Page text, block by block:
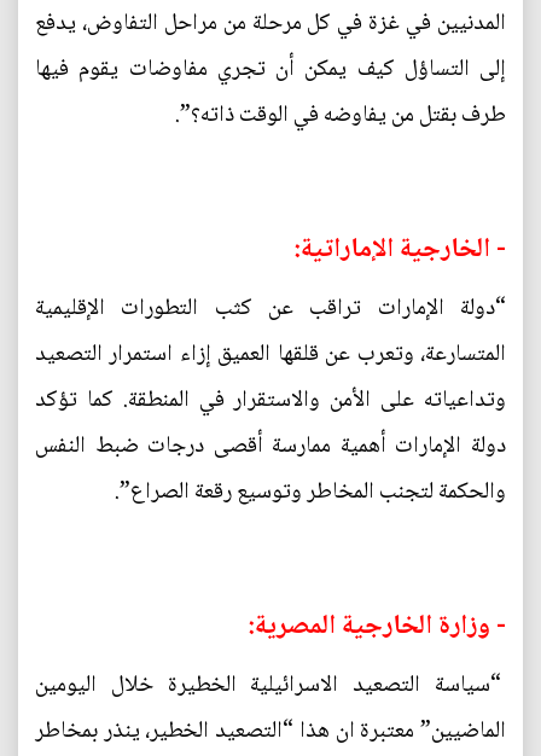
المدنيين في غزة في كل مرحلة من مراحل التفاوض، يدفع
إلى التساؤل كيف يمكن أن تجري مفاوضات يقوم فيها
طرف بقتل من يفاوضه في الوقت ذاته؟”.
- الخارجية الإماراتية:
“دولة الإمارات تراقب عن كثب التطورات الإقليمية
المتسارعة، وتعرب عن قلقها العميق إزاء استمرار التصعيد
وتداعياته على الأمن والاستقرار في المنطقة. كما تؤكد
دولة الإمارات أهمية ممارسة أقصى درجات ضبط النفس
والحكمة لتجنب المخاطر وتوسيع رقعة الصراع”.
- وزارة الخارجية المصرية:
“سياسة التصعيد الاسرائيلية الخطيرة خلال اليومين
الماضيين” معتبرة ان هذا “التصعيد الخطير، ينذر بمخاطر